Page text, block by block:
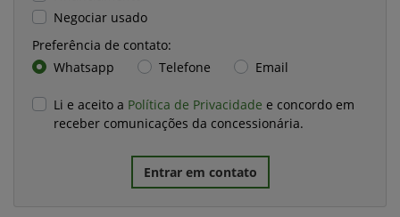
Negociar usado
Preferência de contato:
Whatsapp
Telefone Email
Li e aceito a Política de Privacidade e concordo em
receber comunicações da concessionária.
Entrar em contato